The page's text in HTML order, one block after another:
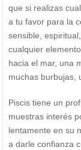
que si realizas
a tu favor para la
sensible,
cualquier
hacia el mar, una
muchas burbujas,
Piscis tiene un
muestras interés
lentamente en su
a darle confianza